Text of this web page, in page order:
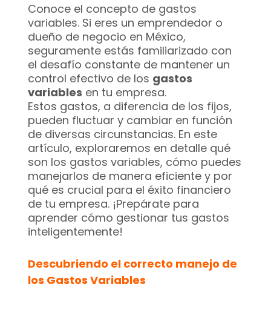
Conoce el concepto de gastos
variables. Si eres un emprendedor o
dueño de negocio en México,
seguramente estás familiarizado con
el desafío constante de mantener un
control efectivo de los gastos
variables en tu empresa.
Estos gastos, a diferencia de los fijos,
pueden fluctuar y cambiar en función
de diversas circunstancias. En este
artículo, exploraremos en detalle qué
son los gastos variables, cómo puedes
manejarlos de manera eficiente y por
qué es crucial para el éxito financiero
de tu empresa. ¡Prepárate para
aprender cómo gestionar tus gastos
inteligentemente!
Descubriendo el correcto manejo de
los Gastos Variables